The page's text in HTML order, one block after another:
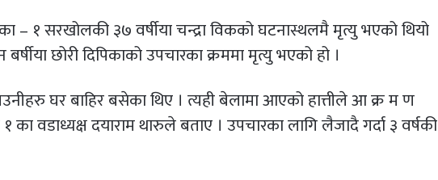
– १ सरखोलकी ३७ वर्षीया चन्द्रा विकको घटनास्थलमै मृत्यु भएको थियो
छोरी दिपिकाको उपचारका क्रममा मृत्यु भएको हो ।
घर बाहिर बसेका थिए । त्यही बेलामा आएको हात्तीले आ क्र म ण
का वडाध्यक्ष दयाराम थारुले बताए । उपचारका लागि लैजादै गर्दा ३ वर्षकी